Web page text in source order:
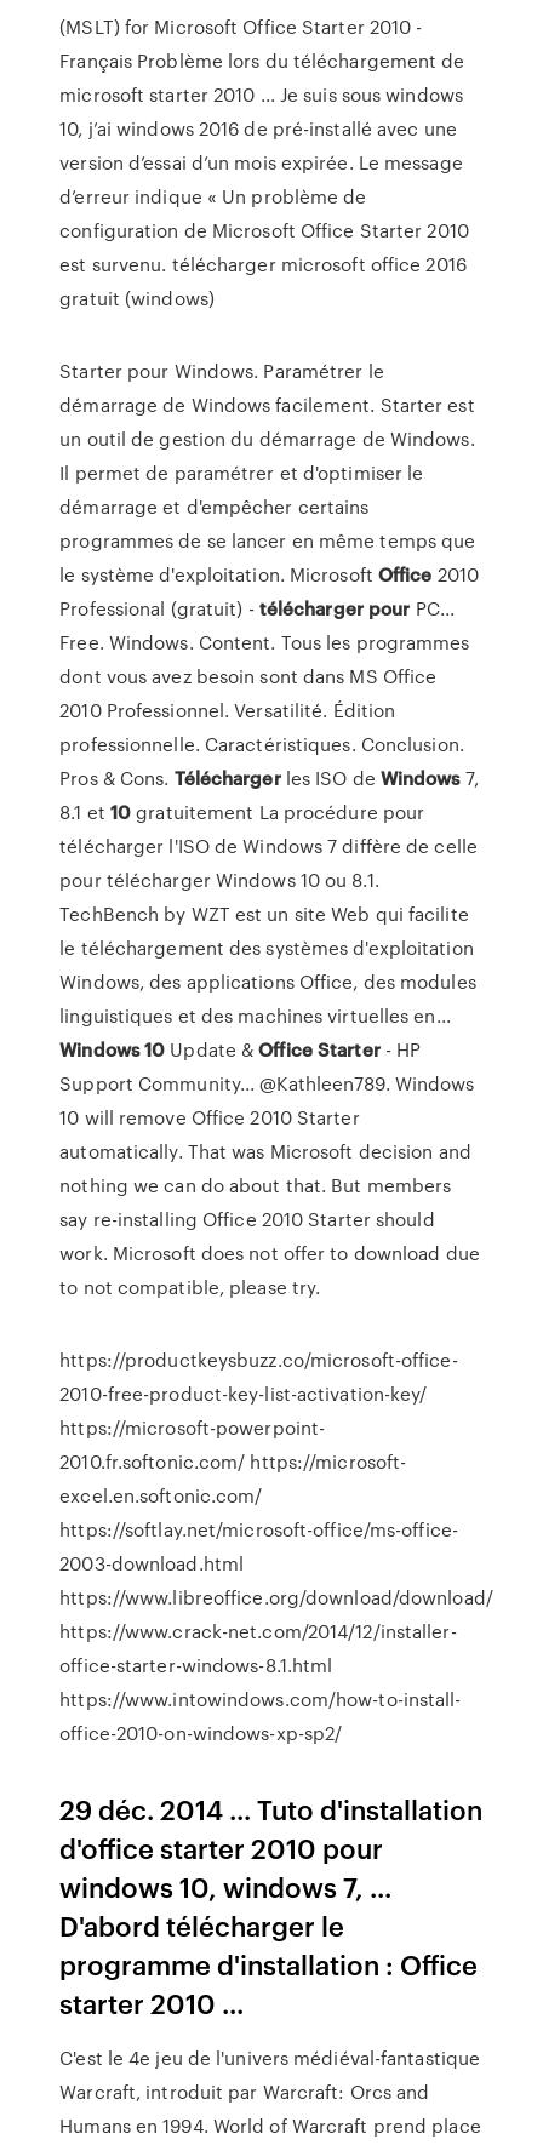
(MSLT) for Microsoft Office Starter 2010 -
Français Problème lors du téléchargement de
microsoft starter 2010 ... Je suis sous windows
10, j’ai windows 2016 de pré-installé avec une
version d’essai d’un mois expirée. Le message
d’erreur indique « Un problème de
configuration de Microsoft Office Starter 2010
est survenu. télécharger microsoft office 2016
gratuit (windows)
Starter pour Windows. Paramétrer le
démarrage de Windows facilement. Starter est
un outil de gestion du démarrage de Windows.
Il permet de paramétrer et d'optimiser le
démarrage et d'empêcher certains
programmes de se lancer en même temps que
le système d'exploitation. Microsoft Office 2010
Professional (gratuit) -télécharger pour PC...
Free. Windows. Content. Tous les programmes
dont vous avez besoin sont dans MS Office
2010 Professionnel. Versatilité. Édition
professionnelle. Caractéristiques. Conclusion.
Pros & Cons. Téléchargerles ISO de Windows7,
8.1 et 10gratuitement La procédure pour
télécharger l'ISO de Windows 7 diffère de celle
pour télécharger Windows 10 ou 8.1.
TechBench by WZT est un site Web qui facilite
le téléchargement des systèmes d'exploitation
Windows, des applications Office, des modules
linguistiques et des machines virtuelles en...
Windows10 Update &OfficeStarter- HP
Support Community... @Kathleen789. Windows
10 will remove Office 2010 Starter
automatically. That was Microsoft decision and
nothing we can do about that. But members
say re-installing Office 2010 Starter should
work. Microsoft does not offer to download due
to not compatible, please try.
https://productkeysbuzz.co/microsoft-office-
2010-free-product-key-list-activation-key/
https://microsoft-powerpoint-
2010.fr.softonic.com/ https://microsoft-
excel.en.softonic.com/
https://softlay.net/microsoft-office/ms-office-
2003-download.html
https://www.libreoffice.org/download/download/
https://www.crack-net.com/2014/12/installer-
office-starter-windows-8.1.html
https://www.intowindows.com/how-to-install-
office-2010-on-windows-xp-sp2/
29 déc. 2014 ... Tuto d'installation
d'office starter 2010 pour
windows 10, windows 7, ...
D'abord télécharger le
programme d'installation : Office
starter 2010 ...
C'est le 4e jeu de l'univers médiéval-fantastique
Warcraft, introduit par Warcraft: Orcs and
Humans en 1994. World of Warcraft prend place